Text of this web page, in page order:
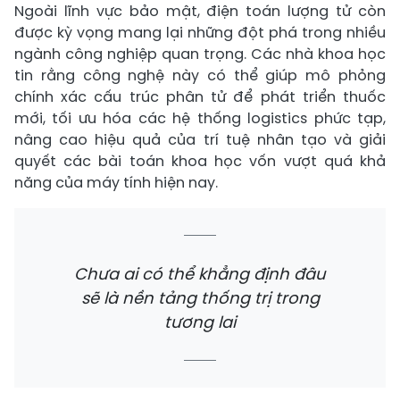
Ngoài lĩnh vực bảo mật, điện toán lượng tử còn
được kỳ vọng mang lại những đột phá trong nhiều
ngành công nghiệp quan trọng. Các nhà khoa học
tin rằng công nghệ này có thể giúp mô phỏng
chính xác cấu trúc phân tử để phát triển thuốc
mới, tối ưu hóa các hệ thống logistics phức tạp,
nâng cao hiệu quả của trí tuệ nhân tạo và giải
quyết các bài toán khoa học vốn vượt quá khả
năng của máy tính hiện nay.
Chưa ai có thể khẳng định đâu
sẽ là nền tảng thống trị trong
tương lai